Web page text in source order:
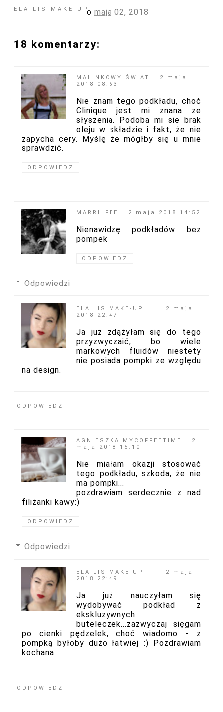
ELA LIS MAKE-UPomaja 02, 2018
18 komentarzy:
MALINKOWY ŚWIAT
2 maja
2018 08:53
Nie znam tego podkładu, choć
Clinique jest mi znana ze
słyszenia. Podoba mi sie brak
oleju w składzie i fakt, że nie
zapycha cery. Myślę że mógłby się u mnie
sprawdzić.
ODPOWIEDZ
MARRLIFEE 2 maja 2018 14:52
Nienawidzę podkładów bez
pompek
ODPOWIEDZ
Odpowiedzi
ELA LIS MAKE-UP
2 maja
2018 22:47
Ja już zdążyłam się do tego
przyzwyczaić, bo wiele
markowych fluidów niestety
nie posiada pompki ze względu
na design.
ODPOWIEDZ
AGNIESZKA MYCOFFEETIME
2
maja 2018 15:10
Nie miałam okazji stosować
tego podkładu, szkoda, że nie
ma pompki...
pozdrawiam serdecznie z nad
filiżanki kawy:)
ODPOWIEDZ
Odpowiedzi
ELA LIS MAKE-UP
2 maja
2018 22:49
Ja już nauczyłam się
wydobywać podkład z
ekskluzywnych
buteleczek...zazwyczaj sięgam
po cienki pędzelek, choć wiadomo - z
pompką byłoby dużo łatwiej :) Pozdrawiam
kochana
ODPOWIEDZ